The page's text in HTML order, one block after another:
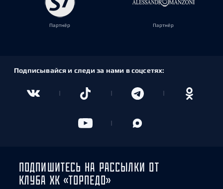
Партнёр Партнёр
Подписывайся и следи за нами в соцсетях:
ПОДПИШИТЕСЬ НА РАССЫЛКИ ОТ
КЛУБА ХК «ТОРПЕДО»